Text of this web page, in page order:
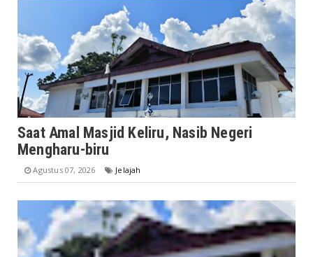
Saat Amal Masjid Keliru, Nasib Negeri
Mengharu-biru
Agustus 07, 2026 Jelajah